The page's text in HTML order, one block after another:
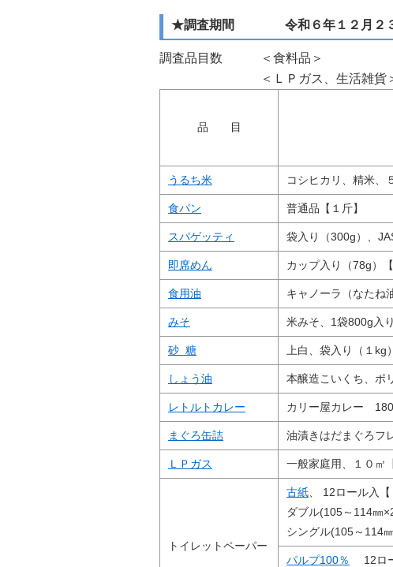
★調査期間 令和６年１２月２３
調査品目数 ＜食料品＞
＜ＬＰガス、生活雑貨
品 目
うるち米 コシヒカリ、精米、
食パン 普通品【１斤】
スパゲッティ 袋入り（300g）、
即席めん カップ入り（78g）【
食用油 キャノーラ（なたね
みそ 米みそ、1袋800g入
砂 糖 上白、袋入り（１kg
しょう油 本醸造こいくち、ポ
レトルトカレー カリー屋カレー 180
まぐろ缶詰 油漬きはだまぐろフ
ＬＰガス 一般家庭用、１０㎥
トイレットペーパー
古紙 、 12ロール入【
ダブル(105～114㎜
シングル(105～114
パルプ100％
12ロ